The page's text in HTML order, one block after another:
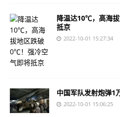
降温达10℃，高海
抵京
2022-10-01 15:27:34
中国军队发射炮弹1
2022-10-01 15:06:25